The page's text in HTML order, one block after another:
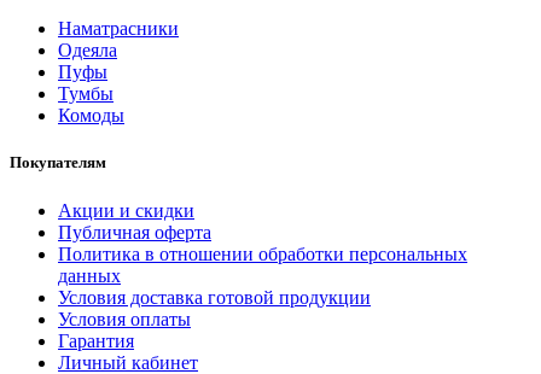
Наматрасники
Одеяла
Пуфы
Тумбы
Комоды
Покупателям
Акции и скидки
Публичная оферта
Политика в отношении обработки персональных
данных
Условия доставка готовой продукции
Условия оплаты
Гарантия
Личный кабинет